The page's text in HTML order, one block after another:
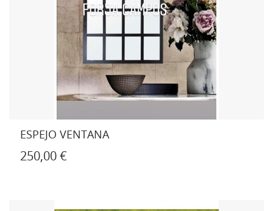
ESPEJO VENTANA
250,00 €